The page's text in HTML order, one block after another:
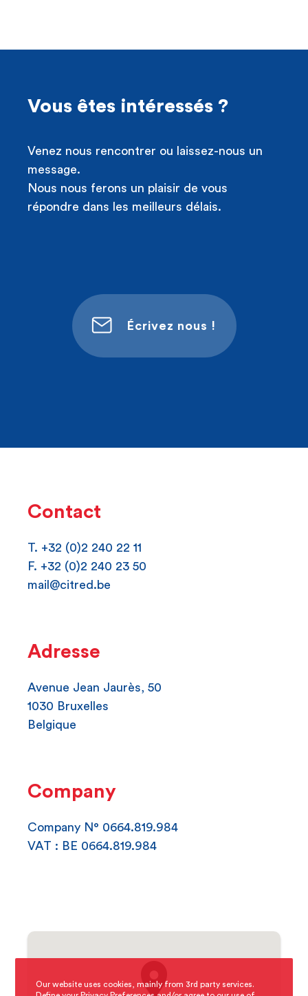
Vous êtes intéressés ?
Venez nous rencontrer ou laissez-nous un
message.
Nous nous ferons un plaisir de vous
répondre dans les meilleurs délais.
Écrivez nous !
Contact
T. +32 (0)2 240 22 11
F. +32 (0)2 240 23 50
mail@citred.be
Adresse
Avenue Jean Jaurès, 50
1030 Bruxelles
Belgique
Company
Company N° 0664.819.984
VAT : BE 0664.819.984
Our website uses cookies, mainly from 3rd party services.